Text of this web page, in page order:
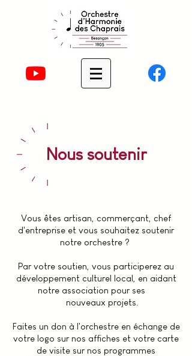
Nous soutenir
Vous êtes artisan, commerçant, chef
d'entreprise et vous souhaitez soutenir
notre orchestre ?
Par votre soutien, vous participerez au
développement culturel local, en aidant
notre association pour ses
nouveaux projets.
Faites un don à l'orchestre en échange de
votre logo sur nos affiches et votre carte
de visite sur nos programmes